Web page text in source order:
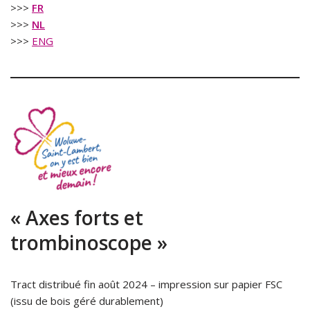
>>> FR
>>> NL
>>> ENG
« Axes forts et
trombinoscope »
Tract distribué fin août 2024 – impression sur papier FSC
(issu de bois géré durablement)